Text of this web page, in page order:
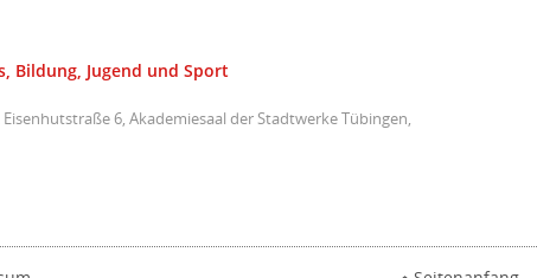
Bildung, Jugend und Sport
6, Akademiesaal der Stadtwerke Tübingen,